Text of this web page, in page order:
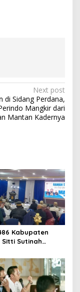
Next post
di Sidang Perdana,
Mangkir dari
Mantan Kadernya
Kabupaten
Sitti Sutinah
Tangkal